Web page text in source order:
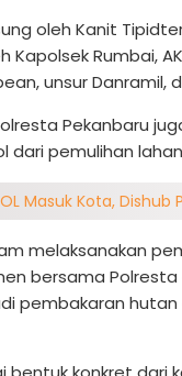
oleh Kanit
Rumbai,
unsur Danramil,
Pekanbaru
dari pemulihan
Masuk Kota,
melaksanakan
bersama
pembakaran